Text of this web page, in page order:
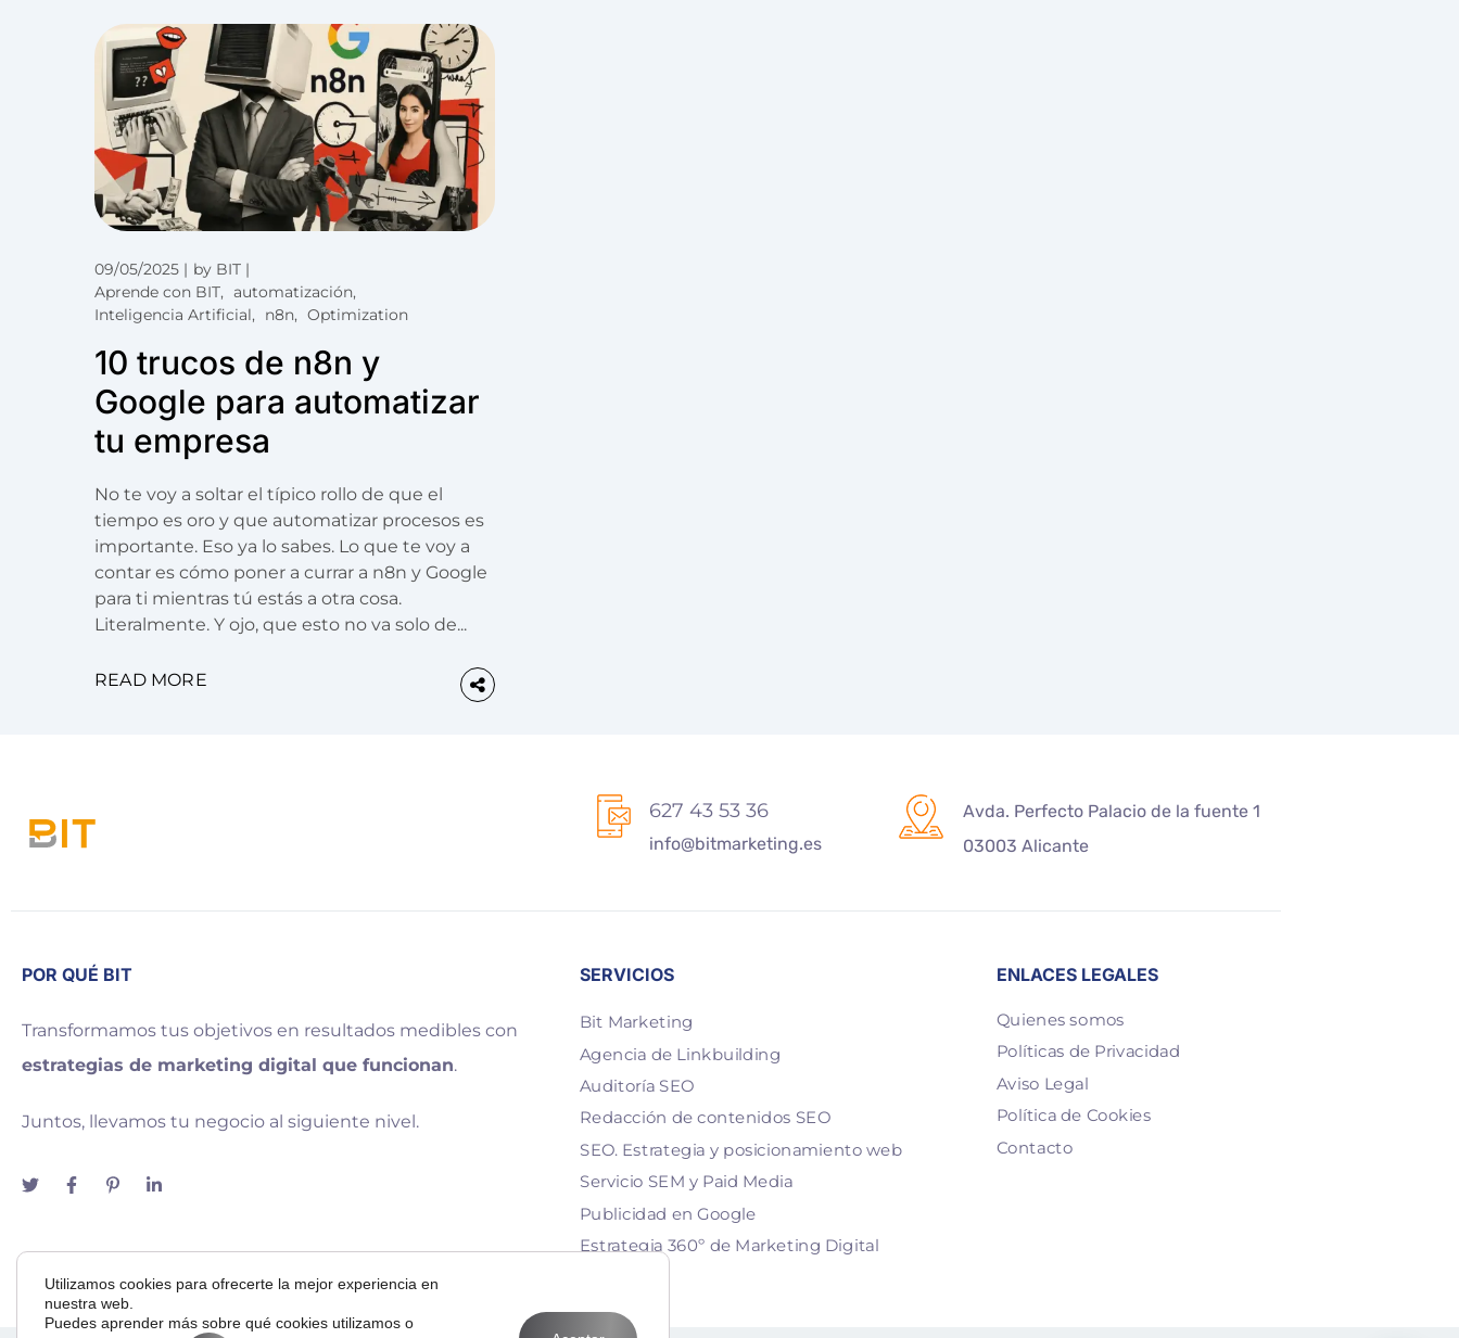
09/05/2025 by BIT
Aprende con BIT
automatización
Inteligencia Artificial
n8n Optimization
10 trucos de n8n y
Google para automatizar
tu empresa
No te voy a soltar el típico rollo de que el
tiempo es oro y que automatizar procesos es
importante. Eso ya lo sabes. Lo que te voy a
contar es cómo poner a currar a n8n y Google
para ti mientras tú estás a otra cosa.
Literalmente. Y ojo, que esto no va solo de...
READ MORE
627 43 53 36
info@bitmarketing.es
Avda. Perfecto Palacio de la fuente 1
03003 Alicante
POR QUÉ BIT
Transformamos tus objetivos en resultados medibles con
estrategias de marketing digital que funcionan.
Juntos, llevamos tu negocio al siguiente nivel.
SERVICIOS
Bit Marketing
Agencia de Linkbuilding
Auditoría SEO
Redacción de contenidos SEO
SEO. Estrategia y posicionamiento web
Servicio SEM y Paid Media
Publicidad en Google
Estrategia 360º de Marketing Digital
ENLACES LEGALES
Quienes somos
Políticas de Privacidad
Aviso Legal
Política de Cookies
Contacto
Utilizamos cookies para ofrecerte la mejor experiencia en
nuestra web.
Puedes aprender más sobre qué cookies utilizamos o